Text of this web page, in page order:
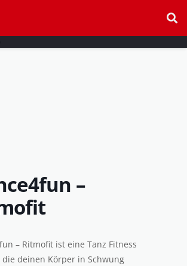
–
– Ritmofit ist eine Tanz Fitness
die deinen Körper in Schwung